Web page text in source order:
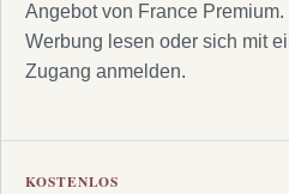
Angebot von France
Werbung lesen oder sich mit
Zugang anmelden.
KOSTENLOS